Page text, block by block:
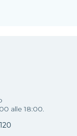
alle 18:00.